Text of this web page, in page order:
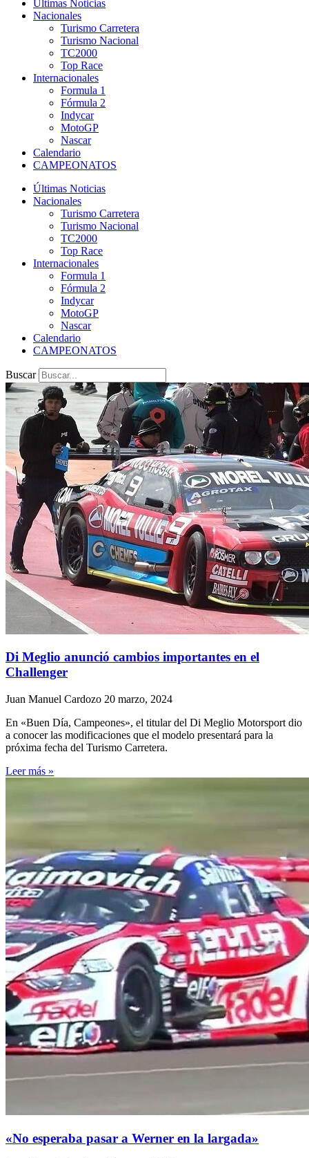
Últimas Noticias
Nacionales
Turismo Carretera
Turismo Nacional
TC2000
Top Race
Internacionales
Formula 1
Fórmula 2
Indycar
MotoGP
Nascar
Calendario
CAMPEONATOS
Últimas Noticias
Nacionales
Turismo Carretera
Turismo Nacional
TC2000
Top Race
Internacionales
Formula 1
Fórmula 2
Indycar
MotoGP
Nascar
Calendario
CAMPEONATOS
Buscar
Di Meglio anunció cambios importantes en el
Challenger
Juan Manuel Cardozo 20 marzo, 2024
En «Buen Día, Campeones», el titular del Di Meglio Motorsport dio
a conocer las modificaciones que el modelo presentará para la
próxima fecha del Turismo Carretera.
Leer más »
«No esperaba pasar a Werner en la largada»